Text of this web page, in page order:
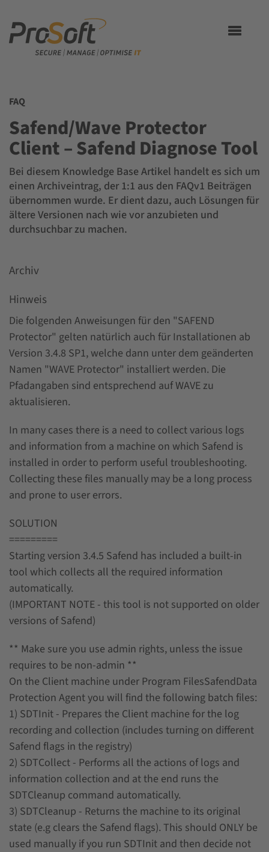
Toggle
FAQ
Safend/Wave Protector
Client – Safend Diagnose Tool
Bei diesem Knowledge Base Artikel handelt es sich um
einen Archiveintrag, der 1:1 aus den FAQv1 Beiträgen
übernommen wurde. Er dient dazu, auch Lösungen für
ältere Versionen nach wie vor anzubieten und
durchsuchbar zu machen.
Archiv
Hinweis
Die folgenden Anweisungen für den "SAFEND
Protector" gelten natürlich auch für Installationen ab
Version 3.4.8 SP1, welche dann unter dem geänderten
Namen "WAVE Protector" installiert werden. Die
Pfadangaben sind entsprechend auf WAVE zu
aktualisieren.
In many cases there is a need to collect various logs
and information from a machine on which Safend is
installed in order to perform useful troubleshooting.
Collecting these files manually may be a long process
and prone to user errors.
SOLUTION
=========
Starting version 3.4.5 Safend has included a built-in
tool which collects all the required information
automatically.
(IMPORTANT NOTE - this tool is not supported on older
versions of Safend)
** Make sure you use admin rights, unless the issue
requires to be non-admin **
On the Client machine under Program FilesSafendData
Protection Agent you will find the following batch files:
1) SDTInit - Prepares the Client machine for the log
recording and collection (includes turning on different
Safend flags in the registry)
2) SDTCollect - Performs all the actions of logs and
information collection and at the end runs the
SDTCleanup command automatically.
3) SDTCleanup - Returns the machine to its original
state (e.g clears the Safend flags). This should ONLY be
used manually if you run SDTInit and then decide not